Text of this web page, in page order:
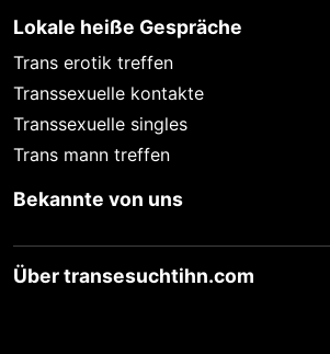
dieser Website fingiert sind.
Profile dienen lediglich dem
Nachrichten; physische
Personen hinter fingierten
folglich nicht möglich.
Kinder mit erotischen oder für
Berührung kommen. Dafür
Lokale heiße Gespräche
Trans erotik treffen
Transsexuelle kontakte
Transsexuelle singles
Trans mann treffen
Bekannte von uns
Über transesuchtihn.com